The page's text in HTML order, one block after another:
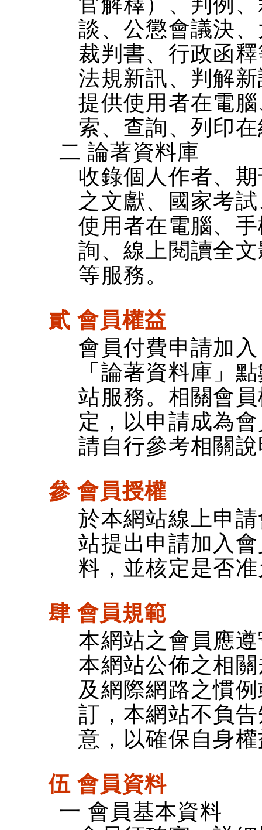
談、公懲會議決
裁判書、行政函
法規新訊、判解
提供使用者在電
索、查詢、列印
二 論著資料庫
收錄個人作者、
之文獻、國家考
使用者在電腦、
詢、線上閱讀全
等服務。
貳 會員權益
會員付費申請加
「論著資料庫」
站服務。相關會
定，以申請成為
請自行參考相關
參 會員授權
於本網站線上申
站提出申請加入
料，並核定是否
肆 會員規範
本網站之會員應
本網站公佈之相
及網際網路之慣
訂，本網站不負
意，以確保自身
伍 會員資料
一 會員基本資料